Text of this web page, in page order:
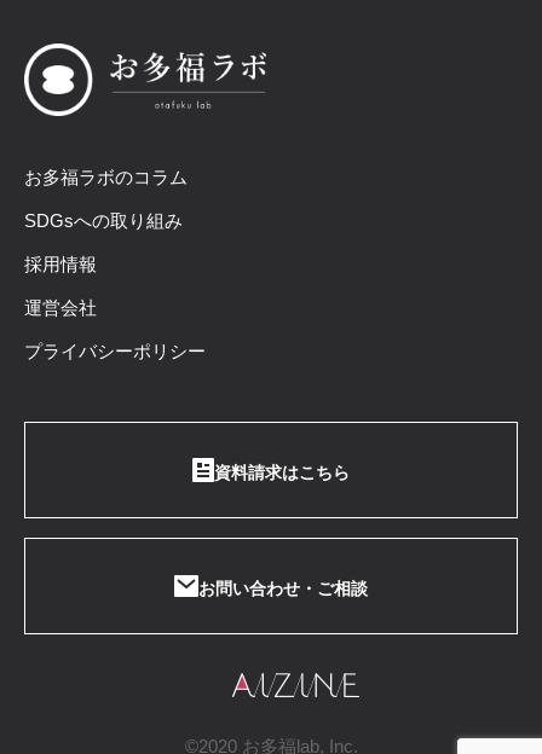
お多福ラボのコラム
SDGsへの取り組み
採用情報
運営会社
プライバシーポリシー
資料請求はこちら
お問い合わせ・ご相談
©2020 お多福lab, Inc.